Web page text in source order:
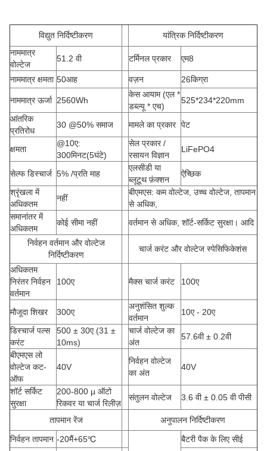
विद्युत निर्दिष्टीकरण
यांत्रिक निर्दिष्टीकरण
नाममात्र
वोल्टेज
51.2 वी टर्मिनल प्रकार एम8
नाममात्र क्षमता 50आह वज़न 26किग्रा
नाममात्र ऊर्जा 2560Wh
केस आयाम (एल *
डब्ल्यू * एच)
525*234*220mm
आंतरिक
प्रतिरोध
30 @50% समाज मामले का प्रकार पेट
क्षमता
@10ए:
300मिनट(5घंटे)
सेल प्रकार /
रसायन विज्ञान
LiFePO4
सेल्फ डिस्चार्ज 5% /प्रति माह
एलसीडी या
ब्लूटूथ फ़ंक्शन
ऐच्छिक
श्रृंखला में
अधिकतम
नहीं
बीएमएस: कम वोल्टेज, उच्च वोल्टेज, तापमान
से अधिक,
समानांतर में
अधिकतम
कोई सीमा नहीं वर्तमान से अधिक, शॉर्ट-सर्किट सुरक्षा। आदि
निर्वहन वर्तमान और वोल्टेज
निर्दिष्टीकरण
चार्ज करंट और वोल्टेज स्पेसिफिकेशंस
अधिकतम
निरंतर निर्वहन
वर्तमान
100ए मैक्स चार्ज करंट 100ए
मौजूदा शिखर 300ए
अनुशंसित शुल्क
वर्तमान
10ए - 20ए
डिस्चार्ज पल्स
करंट
500 ± 30ए (31 ±
10ms)
चार्ज वोल्टेज का
अंत
57.6वी ± 0.2वी
बीएमएस लो
वोल्टेज कट-
ऑफ
40V
निर्वहन वोल्टेज
का अंत
40V
शॉर्ट सर्किट
सुरक्षा
200-800 µ ऑटो
रिकवर या चार्ज रिलीज़
संतुलन वोल्टेज 3.6 वी ± 0.05 वी पीसी
तापमान रेंज
अनुपालन निर्दिष्टीकरण
निर्वहन तापमान -20मैं+65℃
बैटरी पैक के लिए सीई